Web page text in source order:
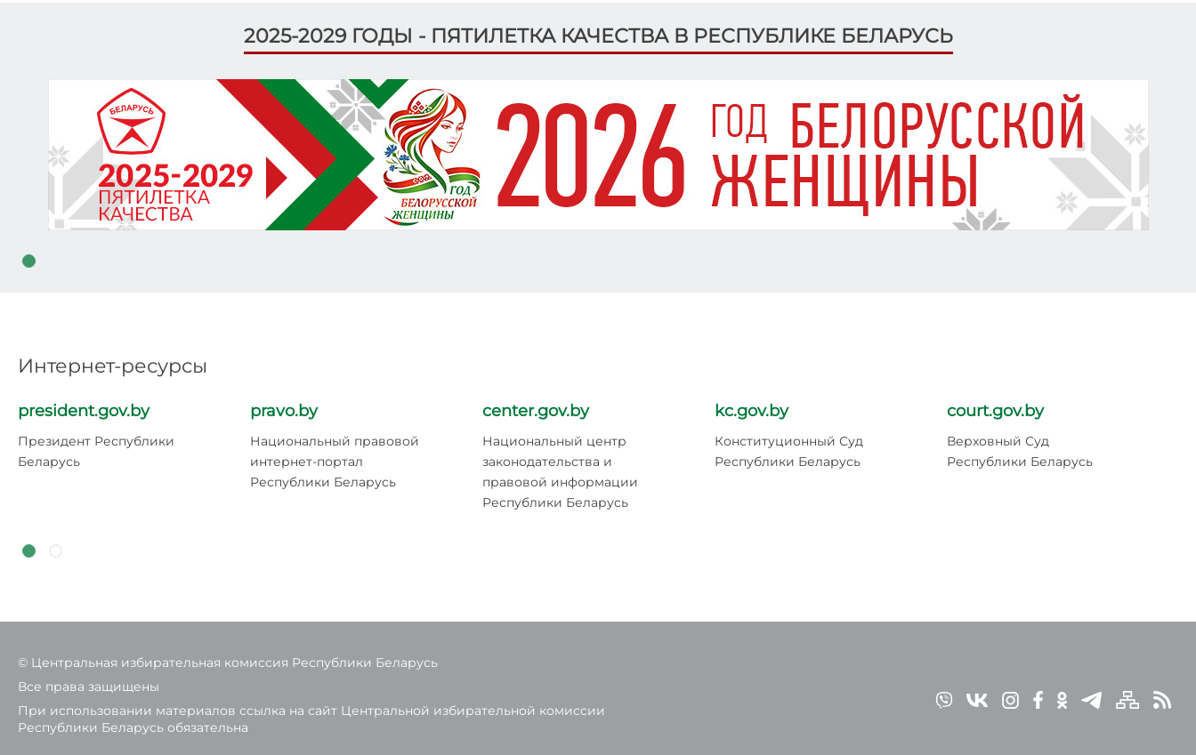
2025-2029 ГОДЫ - ПЯТИЛЕТКА КАЧЕСТВА В РЕСПУБЛИКЕ БЕЛАРУСЬ
Интернет-ресурсы
president.gov.by
Президент Республики
Беларусь
pravo.by
Национальный правовой
интернет-портал
Республики Беларусь
center.gov.by
Национальный центр
законодательства и
правовой информации
Республики Беларусь
kc.gov.by
Конституционный Суд
Республики Беларусь
court.gov.by
Верховный Суд
Республики Беларусь
© Центральная избирательная комиссия Республики Беларусь
Все права защищены
При использовании материалов ссылка на сайт Центральной избирательной комиссии
Республики Беларусь обязательна